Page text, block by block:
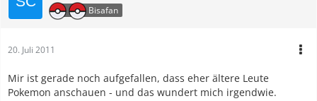
Bisafan
20. Juli 2011
Mir ist gerade noch aufgefallen, dass eher ältere Leute
Pokemon anschauen - und das wundert mich irgendwie.